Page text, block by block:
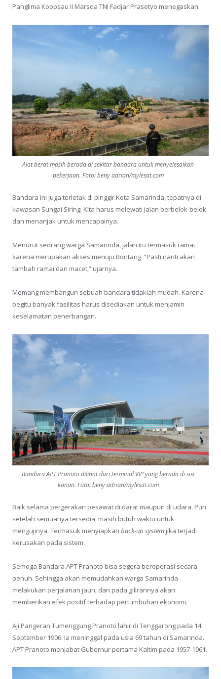
Panglima Koopsau II Marsda TNI Fadjar Prasetyo menegaskan.
Alat berat masih berada di sekitar bandara untuk menyelesaikan
pekerjaan. Foto: beny adrian/mylesat.com
Bandara ini juga terletak di pinggir Kota Samarinda, tepatnya di
kawasan Sungai Siring. Kita harus melewati jalan berbelok-belok
dan menanjak untuk mencapainya.
Menurut seorang warga Samarinda, jalan itu termasuk ramai
karena merupakan akses menuju Bontang. “Pasti nanti akan
tambah ramai dan macet,” ujarnya.
Memang membangun sebuah bandara tidaklah mudah. Karena
begitu banyak fasilitas harus disediakan untuk menjamin
keselamatan penerbangan.
Bandara APT Pranoto dilihat dari terminal VIP yang berada di sisi
kanan. Foto: beny adrian/mylesat.com
Baik selama pergerakan pesawat di darat maupun di udara. Pun
setelah semuanya tersedia, masih butuh waktu untuk
mengujinya. Termasuk menyiapkan back-up system jika terjadi
kerusakan pada sistem.
Semoga Bandara APT Pranoto bisa segera beroperasi secara
penuh. Sehingga akan memudahkan warga Samarinda
melakukan perjalanan jauh, dan pada gilirannya akan
memberikan efek positif terhadap pertumbuhan ekonomi.
Aji Pangeran Tumenggung Pranoto lahir di Tenggarong pada 14
September 1906. Ia meninggal pada usia 69 tahun di Samarinda.
APT Pranoto menjabat Gubernur pertama Kaltim pada 1957-1961.